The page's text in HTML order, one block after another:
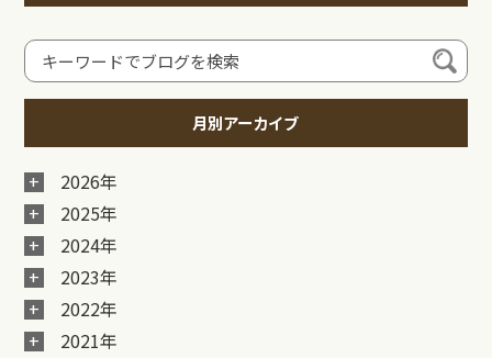
月別アーカイブ
2026年
2025年
2024年
2023年
2022年
2021年